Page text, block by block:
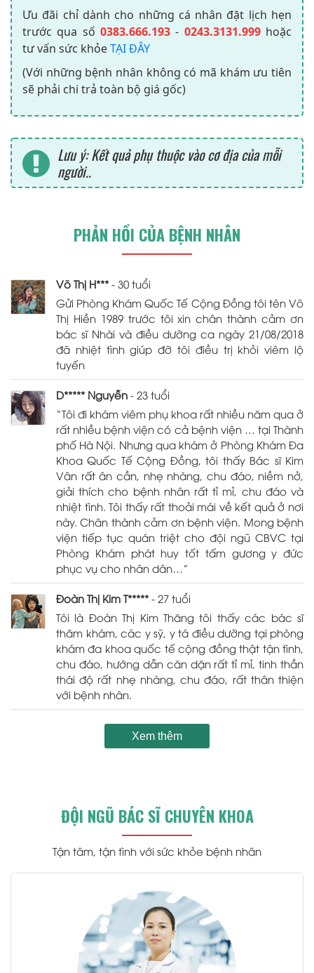
Ưu đãi chỉ dành cho những cá nhân đặt lịch hẹn
trước qua số 0383.666.193 - 0243.3131.999hoặc
tư vấn sức khỏeTẠI ĐÂY
(Với những bệnh nhân không có mã khám ưu tiên
sẽ phải chi trả toàn bộ giá gốc)
Lưu ý: Kết quả phụ thuộc vào cơ địa của mỗi
người..
PHẢN HỒI CỦA BỆNH NHÂN
Võ Thị H*** - 30 tuổi
Gửi Phòng Khám Quốc Tế Cộng Đồng tôi tên Võ
Thị Hiền 1989 trước tôi xin chân thành cảm ơn
bác sĩ Nhài và điều dưỡng ca ngày 21/08/2018
đã nhiệt tình giúp đỡ tôi điều trị khỏi viêm lộ
tuyến
D***** Nguyễn - 23 tuổi
“Tôi đi khám viêm phụ khoa rất nhiều năm qua ở
rất nhiều bệnh viện có cả bệnh viện … tại Thành
phố Hà Nội. Nhưng qua khám ở Phòng Khám Đa
Khoa Quốc Tế Cộng Đồng, tôi thấy Bác sĩ Kim
Vân rất ân cần, nhẹ nhàng, chu đáo, niềm nở,
giải thích cho bệnh nhân rất tỉ mỉ, chu đáo và
nhiệt tình. Tôi thấy rất thoải mái về kết quả ở nơi
này. Chân thành cảm ơn bệnh viện. Mong bệnh
viện tiếp tục quán triệt cho đội ngũ CBVC tại
Phòng Khám phát huy tốt tấm gương y đức
phục vụ cho nhân dân…”
Đoàn Thị Kim T***** - 27 tuổi
Tôi là Đoàn Thị Kim Thăng tôi thấy các bác sĩ
thăm khám, các y sỹ, y tá điều dưỡng tại phòng
khám đa khoa quốc tế cộng đồng thật tận tình,
chu đáo, hướng dẫn căn dặn rất tỉ mỉ, tinh thần
thái độ rất nhẹ nhàng, chu đáo, rất thân thiện
với bệnh nhân.
Xem thêm
ĐỘI NGŨ BÁC SĨ CHUYÊN KHOA
Tận tâm, tận tình với sức khỏe bệnh nhân